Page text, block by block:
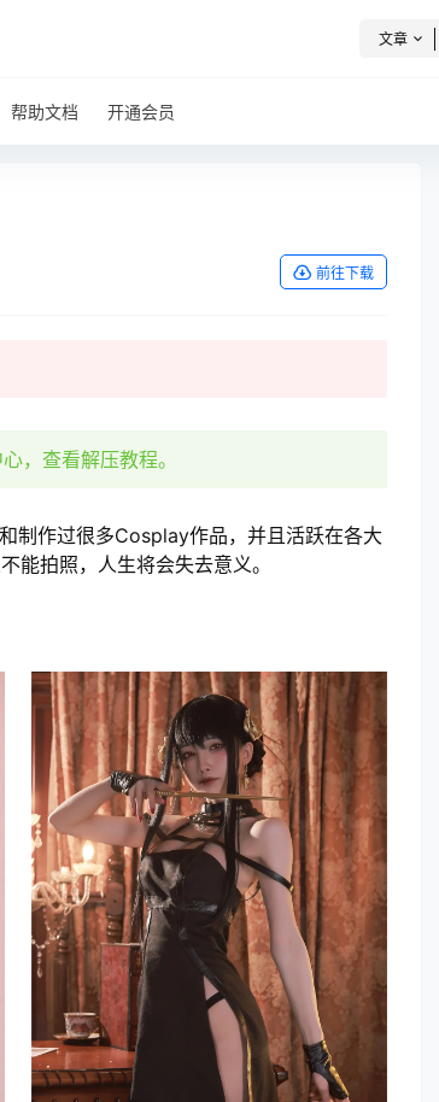
文章
帮助文档 开通会员
前往下载
，查看解压教程。
制作过很多Cosplay作品，并且活跃在各大
能拍照，人生将会失去意义。